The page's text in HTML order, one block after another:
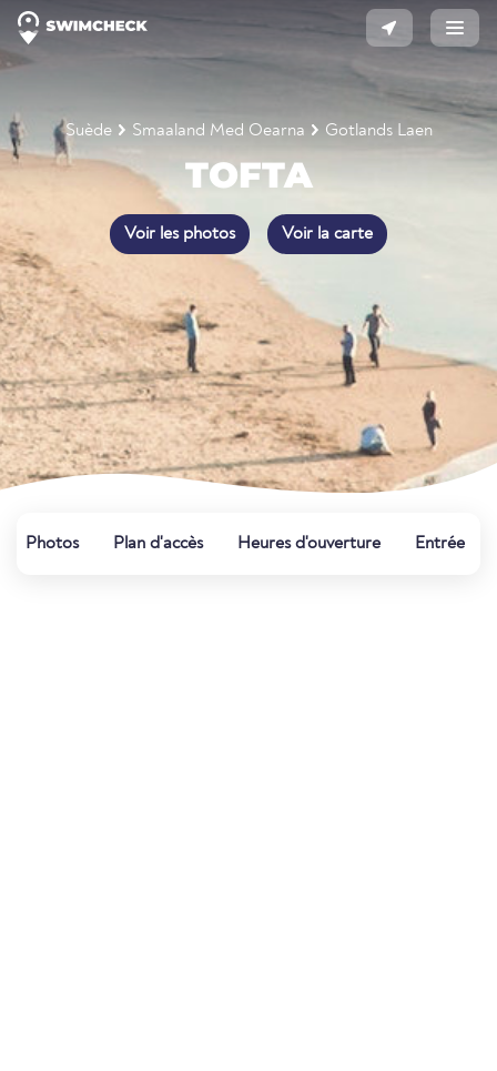
Suède Smaaland Med Oearna Gotlands Laen
TOFTA
Voir les photos Voir la carte
Photos Plan d'accès Heures d'ouverture Entrée